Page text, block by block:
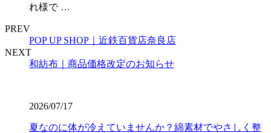
れ様で …
PREV
POP UP SHOP｜近鉄百貨店奈良店
NEXT
和紡布｜商品価格改定のお知らせ
2026/07/17
夏なのに体が冷えていませんか？綿素材でやさしく整